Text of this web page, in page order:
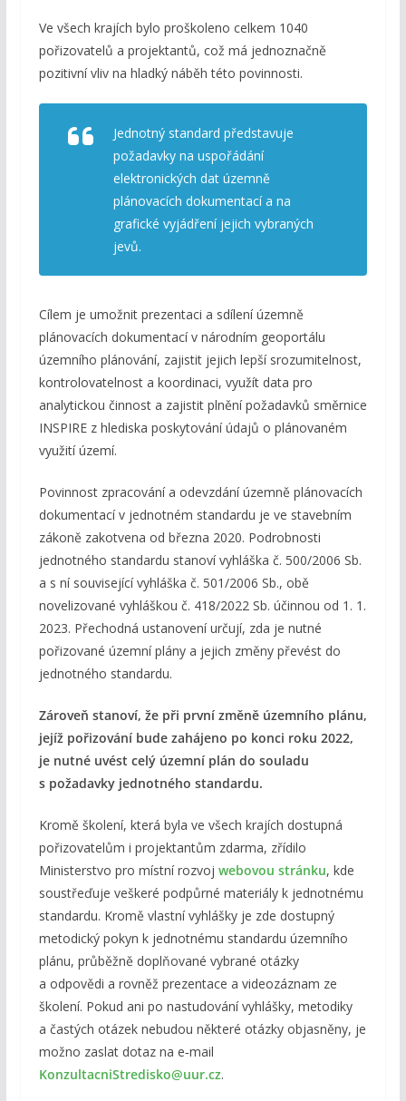
Ve všech krajích bylo proškoleno celkem 1040
pořizovatelů a projektantů, což má jednoznačně
pozitivní vliv na hladký náběh této povinnosti.
Jednotný standard představuje
požadavky na uspořádání
elektronických dat územně
plánovacích dokumentací a na
grafické vyjádření jejich vybraných
jevů.
Cílem je umožnit prezentaci a sdílení územně
plánovacích dokumentací v národním geoportálu
územního plánování, zajistit jejich lepší srozumitelnost,
kontrolovatelnost a koordinaci, využít data pro
analytickou činnost a zajistit plnění požadavků směrnice
INSPIRE z hlediska poskytování údajů o plánovaném
využití území.
Povinnost zpracování a odevzdání územně plánovacích
dokumentací v jednotném standardu je ve stavebním
zákoně zakotvena od března 2020. Podrobnosti
jednotného standardu stanoví vyhláška č. 500/2006 Sb.
a s ní související vyhláška č. 501/2006 Sb., obě
novelizované vyhláškou č. 418/2022 Sb. účinnou od 1. 1.
2023. Přechodná ustanovení určují, zda je nutné
pořizované územní plány a jejich změny převést do
jednotného standardu.
Zároveň stanoví, že při první změně územního plánu,
jejíž pořizování bude zahájeno po konci roku 2022,
je nutné uvést celý územní plán do souladu
s požadavky jednotného standardu.
Kromě školení, která byla ve všech krajích dostupná
pořizovatelům i projektantům zdarma, zřídilo
Ministerstvo pro místní rozvoj webovou stránku, kde
soustřeďuje veškeré podpůrné materiály k jednotnému
standardu. Kromě vlastní vyhlášky je zde dostupný
metodický pokyn k jednotnému standardu územního
plánu, průběžně doplňované vybrané otázky
a odpovědi a rovněž prezentace a videozáznam ze
školení. Pokud ani po nastudování vyhlášky, metodiky
a častých otázek nebudou některé otázky objasněny, je
možno zaslat dotaz na e‑mail
KonzultacniStredisko@uur.cz.